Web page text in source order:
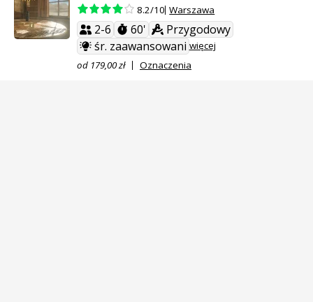
8.2/10 Warszawa
2-6 60'
Przygodowy
śr. zaawansowani więcej
od 179,00 zł
Oznaczenia